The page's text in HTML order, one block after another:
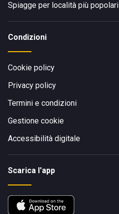
Spiagge per località più popolari
Condizioni
Cookie policy
Privacy policy
Termini e condizioni
Gestione cookie
Accessibilità digitale
Scarica l'app